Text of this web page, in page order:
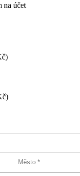
na účet